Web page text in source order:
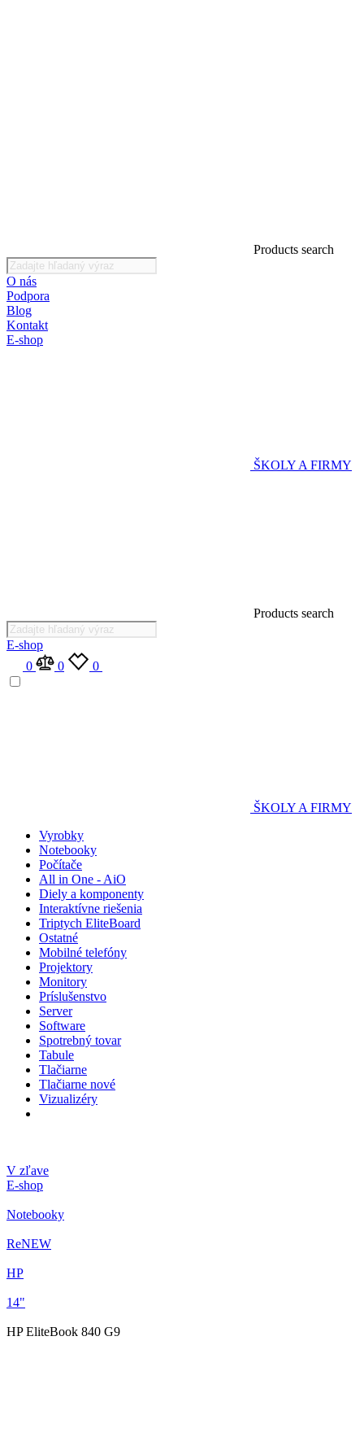
Products search
O nás
Podpora
Blog
Kontakt
E-shop
ŠKOLY A FIRMY
Products search
E-shop
0
0 0
ŠKOLY A FIRMY
Vyrobky
Notebooky
Počítače
All in One - AiO
Diely a komponenty
Interaktívne riešenia
Triptych EliteBoard
Ostatné
Mobilné telefóny
Projektory
Monitory
Príslušenstvo
Server
Software
Spotrebný tovar
Tabule
Tlačiarne
Tlačiarne nové
Vizualizéry
V zľave
E-shop
Notebooky
ReNEW
HP
14"
HP EliteBook 840 G9